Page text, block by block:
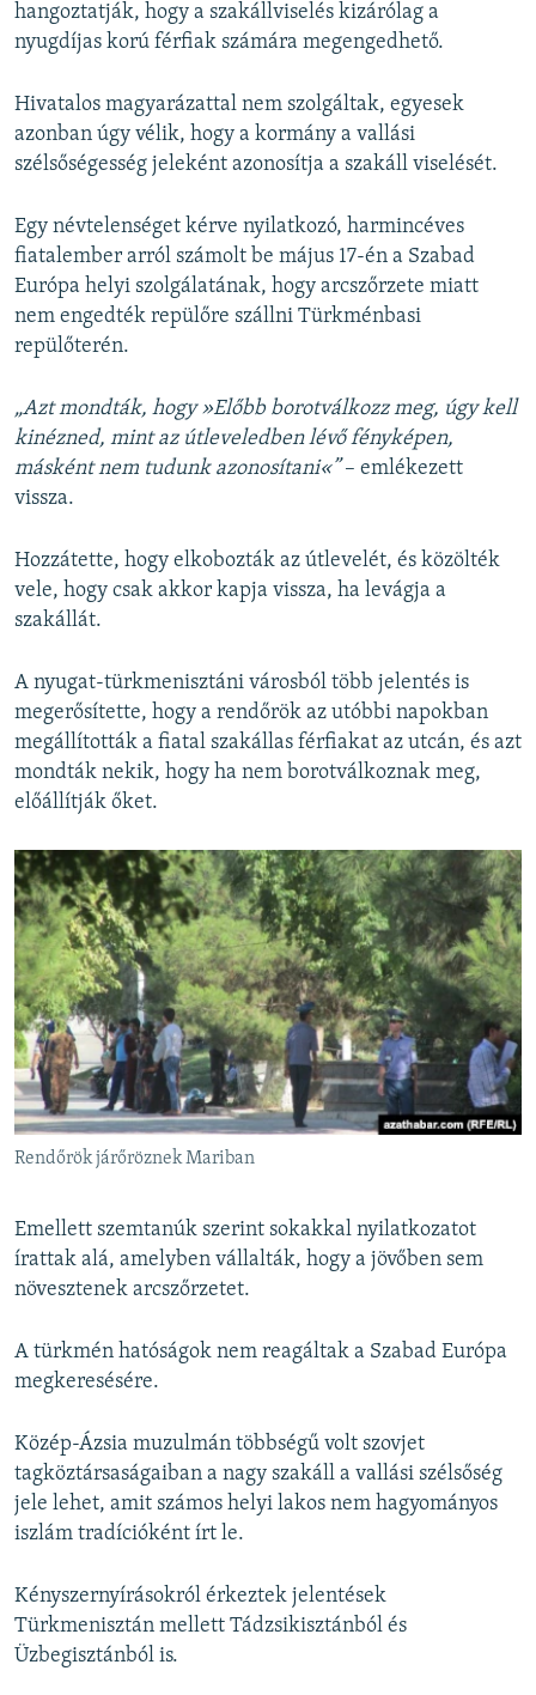
hangoztatják, hogy a szakállviselés kizárólag a
nyugdíjas korú férfiak számára megengedhető.
Hivatalos magyarázattal nem szolgáltak, egyesek
azonban úgy vélik, hogy a kormány a vallási
szélsőségesség jeleként azonosítja a szakáll viselését.
Egy névtelenséget kérve nyilatkozó, harmincéves
fiatalember arról számolt be május 17-én a Szabad
Európa helyi szolgálatának, hogy arcszőrzete miatt
nem engedték repülőre szállni Türkménbasi
repülőterén.
„Azt mondták, hogy »Előbb borotválkozz meg, úgy kell
kinézned, mint az útleveledben lévő fényképen,
másként nem tudunk azonosítani«”– emlékezett
vissza.
Hozzátette, hogy elkobozták az útlevelét, és közölték
vele, hogy csak akkor kapja vissza, ha levágja a
szakállát.
A nyugat-türkmenisztáni városból több jelentés is
megerősítette, hogy a rendőrök az utóbbi napokban
megállították a fiatal szakállas férfiakat az utcán, és azt
mondták nekik, hogy ha nem borotválkoznak meg,
előállítják őket.
Rendőrök járőröznek Mariban
Emellett szemtanúk szerint sokakkal nyilatkozatot
írattak alá, amelyben vállalták, hogy a jövőben sem
növesztenek arcszőrzetet.
A türkmén hatóságok nem reagáltak a Szabad Európa
megkeresésére.
Közép-Ázsia muzulmán többségű volt szovjet
tagköztársaságaiban a nagy szakáll a vallási szélsőség
jele lehet, amit számos helyi lakos nem hagyományos
iszlám tradícióként írt le.
Kényszernyírásokról érkeztek jelentések
Türkmenisztán mellett Tádzsikisztánból és
Üzbegisztánból is.